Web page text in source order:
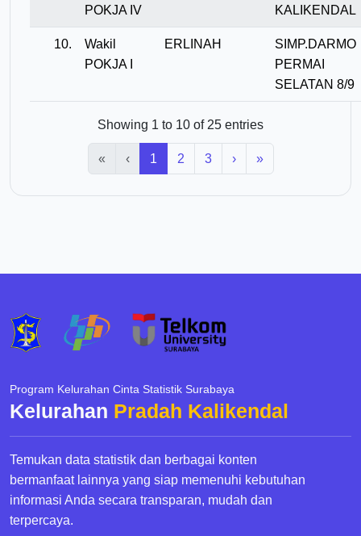
POKJA IV
KALIKENDAL
10.
Wakil
POKJA I
ERLINAH
SIMP.DARMO
PERMAI
SELATAN 8/9
Showing 1 to 10 of 25 entries
« ‹ 1 2 3 › »
Program Kelurahan Cinta Statistik Surabaya
Kelurahan Pradah Kalikendal
Temukan data statistik dan berbagai konten
bermanfaat lainnya yang siap memenuhi kebutuhan
informasi Anda secara transparan, mudah dan
terpercaya.